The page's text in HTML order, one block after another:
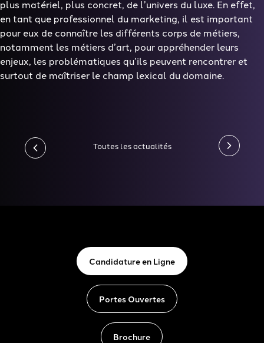
plus matériel, plus concret, de l’univers du luxe. En effet,
en tant que professionnel du marketing, il est important
pour eux de connaître les différents corps de métiers,
notamment les métiers d’art, pour appréhender leurs
enjeux, les problématiques qu’ils peuvent rencontrer et
surtout de maîtriser le champ lexical du domaine.
Toutes les actualités
Candidature en Ligne
Portes Ouvertes
Brochure